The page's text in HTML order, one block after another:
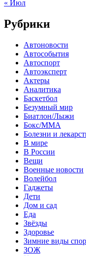
« Июл
Рубрики
Автоновости
Автособытия
Автоспорт
Автоэксперт
Актеры
Аналитика
Баскетбол
Безумный мир
Биатлон/Лыжи
Бокс/MMA
Болезни и
В мире
В России
Вещи
Военные новости
Волейбол
Гаджеты
Дети
Дом и сад
Еда
Звёзды
Здоровье
Зимние виды
ЗОЖ